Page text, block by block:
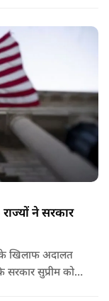
ने सरकार
के खिलाफ अदालत
सुप्रीम कोर्ट